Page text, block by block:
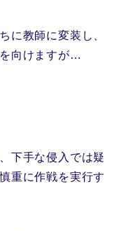
に教師に変装し、
向けますが…
下手な侵入では疑
重に作戦を実行す